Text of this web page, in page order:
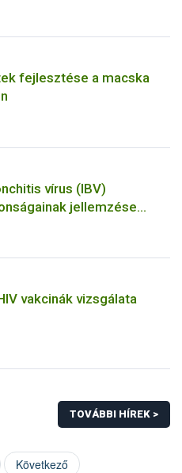
fejlesztése a macska
vírus (IBV)
jellemzése
biológiai eszközökkel
vakcinák vizsgálata
TOVÁBBI HÍREK >
Következő